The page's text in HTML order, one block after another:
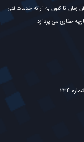
تاسیس گردید و از آن زمان تا کنون به ارائه خدمات فنی
حفاری می پردازد.
۲۳۴